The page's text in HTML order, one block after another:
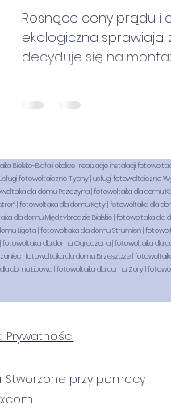
Rosnące ceny prądu i
ekologiczna
decyduje się na
Biała i okolice | realizacje instalacji
fotowoltaiczne Tychy | usługi fotowoltaiczne
dla domu Pszczyna | fotowoltaika dla domu
| fotowoltaika dla domu Kęty | fotowoltaika dla
domu Międzybrodzie Bialskie | fotowoltaika dla
Ligota | fotowoltaika dla domu Strumień |
dla domu Ogrodzona | fotowoltaika
| fotowoltaika dla domu Brzeszcze |
Lipowa | fotowoltaika dla domu Żory |
Prywatności
Stworzone przy pomocy